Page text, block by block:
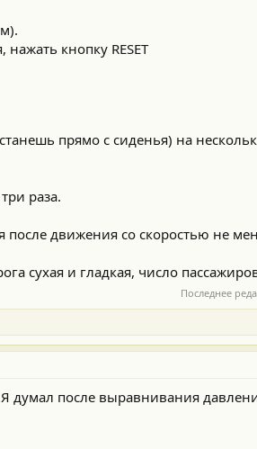
кнопку RESET
прямо с сиденья) на
раза.
движения со скоростью не
сухая и гладкая, число
Последнее
думал после выравнивания